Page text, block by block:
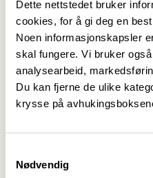
Dette nettstedet bruker
cookies, for å gi deg en
Noen informasjonskapsler
skal fungere. Vi bruker
analysearbeid,
Du kan fjerne de ulike
krysse på
Nødvendig
der den offentlige
en situasjon hvor
lammet. Vi så også
var da det ble sendt ut
beredskap i Norge nå i
vi leverte til alle
av Posten